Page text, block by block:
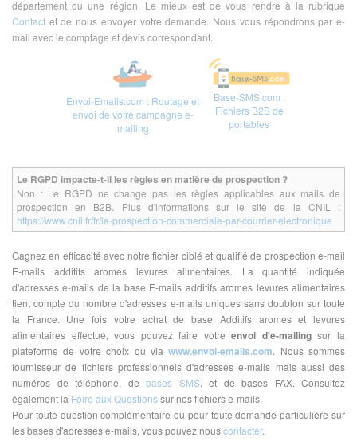
département ou une région. Le mieux est de vous rendre à la rubrique
Contact et de nous envoyer votre demande. Nous vous répondrons par e-
mail avec le comptage et devis correspondant.
Envoi-Emails.com : Routage et
envoi de votre campagne e-
mailing
Base-SMS.com :
Fichiers B2B de
portables
Le RGPD impacte-t-il les règles en matière de prospection ?
Non : Le RGPD ne change pas les règles applicables aux mails de
prospection en B2B. Plus d'informations sur le site de la CNIL :
https://www.cnil.fr/fr/la-prospection-commerciale-par-courrier-electronique
Gagnez en efficacité avec notre fichier ciblé et qualifié de prospection e-mail
E-mails additifs aromes levures alimentaires. La quantité indiquée
d'adresses e-mails de la base E-mails additifs aromes levures alimentaires
tient compte du nombre d'adresses e-mails uniques sans doublon sur toute
la France. Une fois votre achat de base Additifs aromes et levures
alimentaires effectué, vous pouvez faire votreenvoi d'e-mailingsur la
plateforme de votre choix ou viawww.envoi-emails.com. Nous sommes
fournisseur de fichiers professionnels d'adresses e-mails mais aussi des
numéros de téléphone, de bases SMS, et de bases FAX. Consultez
également la Foire aux Questionssur nos fichiers e-mails.
Pour toute question complémentaire ou pour toute demande particulière sur
les bases d'adresses e-mails, vous pouvez nouscontacter.